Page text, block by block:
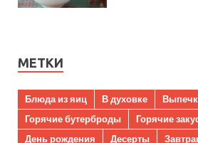
МЕТКИ
Блюда из яиц В духовке
Горячие бутерброды
Горячие
День рождения
Десерты